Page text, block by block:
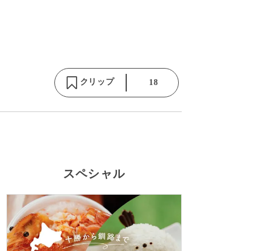
クリップ 18
スペシャル